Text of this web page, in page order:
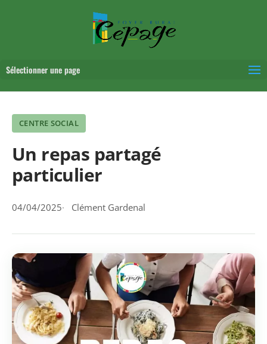
Sélectionner une page
CENTRE SOCIAL
Un repas partagé
particulier
04/04/2025 Clément Gardenal